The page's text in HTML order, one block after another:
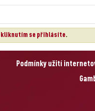
kliknutím se přihlásíte.
Podmínky užití